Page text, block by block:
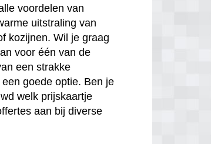
voordelen van
uitstraling van
kozijnen. Wil je graag
voor één van de
een strakke
goede optie. Ben je
welk prijskaartje
aan bij diverse